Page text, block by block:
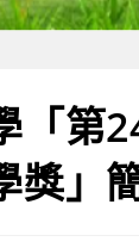
「第
獎」